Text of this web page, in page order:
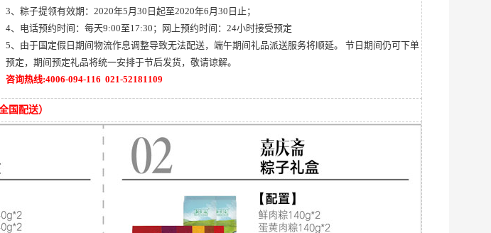
3、粽子提领有效期：2020年5月30日起至2020年6月30日止；
4、电话预约时间：每天9:00至17:30；网上预约时间：24小时接受预定
5、由于国定假日期间物流作息调整导致无法配送，端午期间礼品派送服务将顺延。 节日期间仍可下单
预定，期间预定礼品将统一安排于节后发货，敬请谅解。
咨询热线:4006-094-116 021-52181109
国配送）